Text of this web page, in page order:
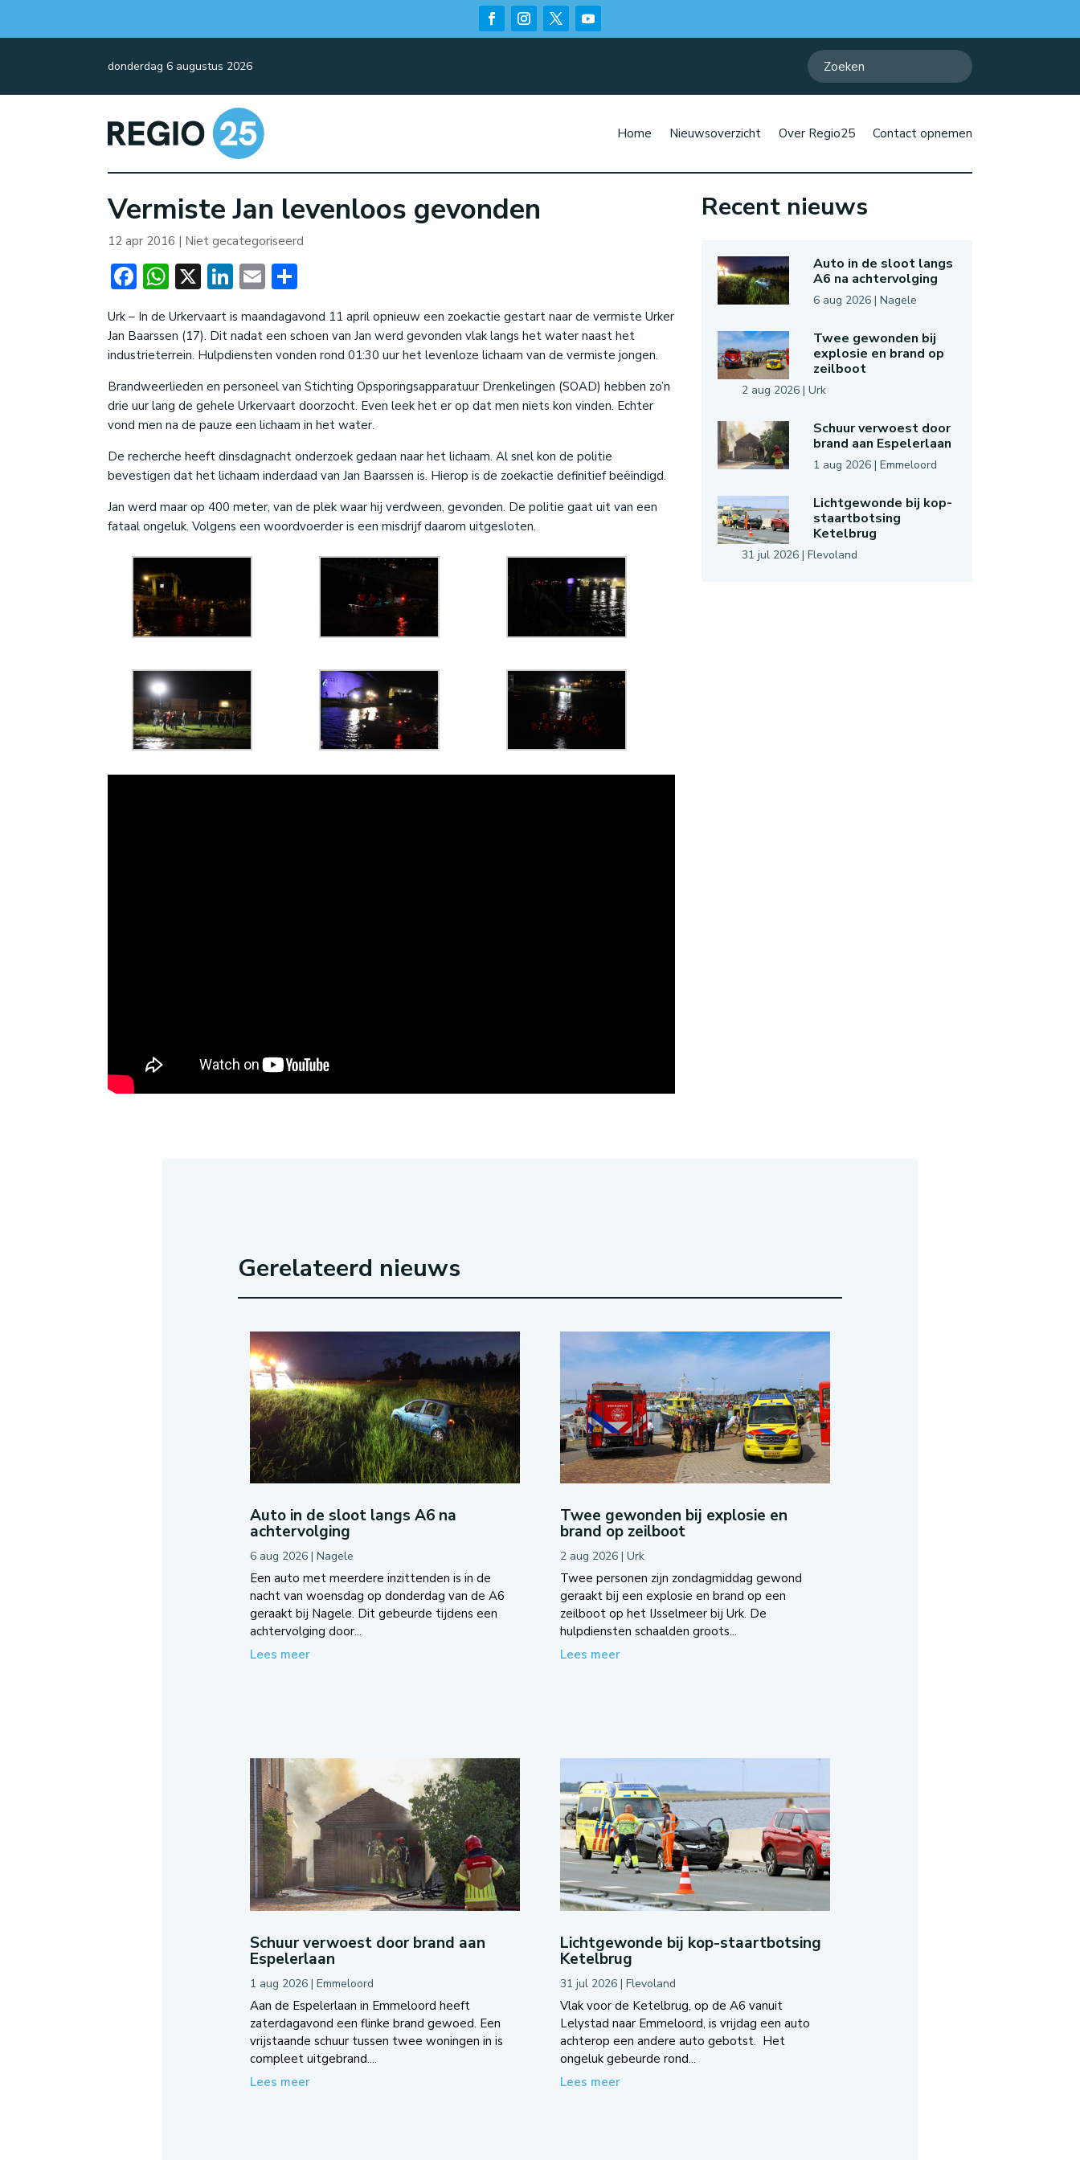
donderdag 6 augustus 2026
Home Nieuwsoverzicht Over Regio25 Contact opnemen
Vermiste Jan levenloos gevonden
12 apr 2016 | Niet gecategoriseerd
Facebook
WhatsApp
X LinkedIn
Email
Urk – In de Urkervaart is maandagavond 11 april opnieuw een zoekactie gestart naar de vermiste Urker
Jan Baarssen (17). Dit nadat een schoen van Jan werd gevonden vlak langs het water naast het
industrieterrein. Hulpdiensten vonden rond 01:30 uur het levenloze lichaam van de vermiste jongen.
Brandweerlieden en personeel van Stichting Opsporingsapparatuur Drenkelingen (SOAD) hebben zo’n
drie uur lang de gehele Urkervaart doorzocht. Even leek het er op dat men niets kon vinden. Echter
vond men na de pauze een lichaam in het water.
De recherche heeft dinsdagnacht onderzoek gedaan naar het lichaam. Al snel kon de politie
bevestigen dat het lichaam inderdaad van Jan Baarssen is. Hierop is de zoekactie definitief beëindigd.
Jan werd maar op 400 meter, van de plek waar hij verdween, gevonden. De politie gaat uit van een
fataal ongeluk. Volgens een woordvoerder is een misdrijf daarom uitgesloten.
Recent nieuws
Auto in de sloot langs
A6 na achtervolging
6 aug 2026| Nagele
Twee gewonden bij
explosie en brand op
zeilboot
2 aug 2026| Urk
Schuur verwoest door
brand aan Espelerlaan
1 aug 2026| Emmeloord
Lichtgewonde bij kop-
staartbotsing
Ketelbrug
31 jul 2026| Flevoland
Gerelateerd nieuws
Auto in de sloot langs A6 na
achtervolging
6 aug 2026| Nagele
Een auto met meerdere inzittenden is in de
nacht van woensdag op donderdag van de A6
geraakt bij Nagele. Dit gebeurde tijdens een
achtervolging door...
Lees meer
Twee gewonden bij explosie en
brand op zeilboot
2 aug 2026| Urk
Twee personen zijn zondagmiddag gewond
geraakt bij een explosie en brand op een
zeilboot op het IJsselmeer bij Urk. De
hulpdiensten schaalden groots...
Lees meer
Schuur verwoest door brand aan
Espelerlaan
1 aug 2026| Emmeloord
Aan de Espelerlaan in Emmeloord heeft
zaterdagavond een flinke brand gewoed. Een
vrijstaande schuur tussen twee woningen in is
compleet uitgebrand....
Lees meer
Lichtgewonde bij kop-staartbotsing
Ketelbrug
31 jul 2026| Flevoland
Vlak voor de Ketelbrug, op de A6 vanuit
Lelystad naar Emmeloord, is vrijdag een auto
achterop een andere auto gebotst. Het
ongeluk gebeurde rond...
Lees meer